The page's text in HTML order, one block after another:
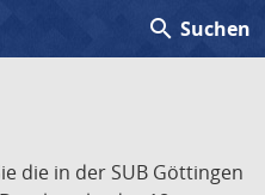
search Suchen
die in der SUB Göttingen